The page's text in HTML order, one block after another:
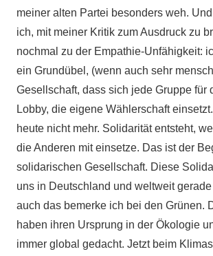
meiner alten Partei besonders weh.
ich, mit meiner Kritik zum Ausdruck zu
nochmal zu der Empathie-Unfähigkeit:
ein Grundübel, (wenn auch sehr
Gesellschaft, dass sich jede Gruppe für
Lobby, die eigene Wählerschaft
heute nicht mehr. Solidarität entsteht,
die Anderen mit einsetze. Das ist der
solidarischen Gesellschaft. Diese
uns in Deutschland und weltweit
auch das bemerke ich bei den Grünen.
haben ihren Ursprung in der Ökologie
immer global gedacht. Jetzt beim